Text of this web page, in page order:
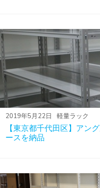
2019年5月22日 軽量ラック
【東京都千代田区】アン
ースを納品